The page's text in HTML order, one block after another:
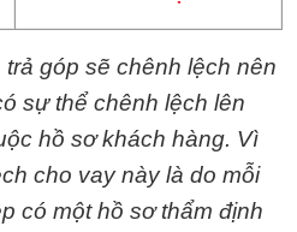
trả góp sẽ chênh lệch nên
sự thể chênh lệch lên
hồ sơ khách hàng. Vì
cho vay này là do mỗi
có một hồ sơ thẩm định